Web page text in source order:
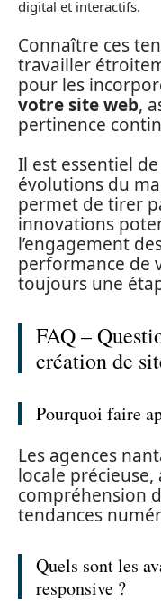
digital et interactifs.
Connaître ces
travailler
pour les
votre site web,
pertinence
Il est essentiel
évolutions du
permet de tirer
innovations
l’engagement
performance de
toujours une
FAQ –
création de
Pourquoi faire
Les agences
locale
compréhension
tendances
Quels sont les
responsive ?